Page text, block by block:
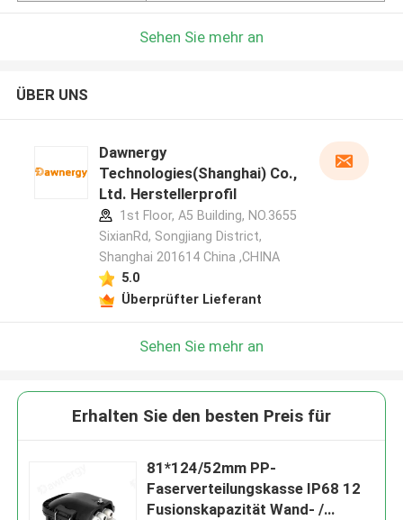
Sehen Sie mehr an
ÜBER UNS
Dawnergy
Technologies(Shanghai) Co.,
Ltd. Herstellerprofil
1st Floor, A5 Building, NO.3655
SixianRd, Songjiang District,
Shanghai 201614 China ,CHINA
5.0
Überprüfter Lieferant
Sehen Sie mehr an
Erhalten Sie den besten Preis für
81*124/52mm PP-
Faserverteilungskasse IP68 12
Fusionskapazität Wand- /